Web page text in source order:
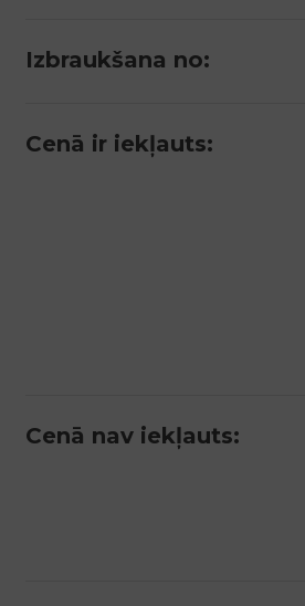
Izbraukšana no:
Cenā ir iekļauts:
Cenā nav iekļauts: